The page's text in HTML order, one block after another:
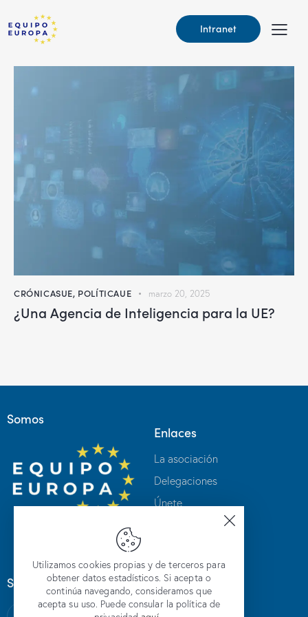
Intranet
CRÓNICASUE, POLÍTICAUE marzo 20, 2025
¿Una Agencia de Inteligencia para la UE?
Somos
Enlaces
La asociación
Delegaciones
Únete
Síguenos en redes
Utilizamos cookies propias y de terceros para
obtener datos estadísticos. Si acepta o
continúa navegando, consideramos que
acepta su uso. Puede consular la política de